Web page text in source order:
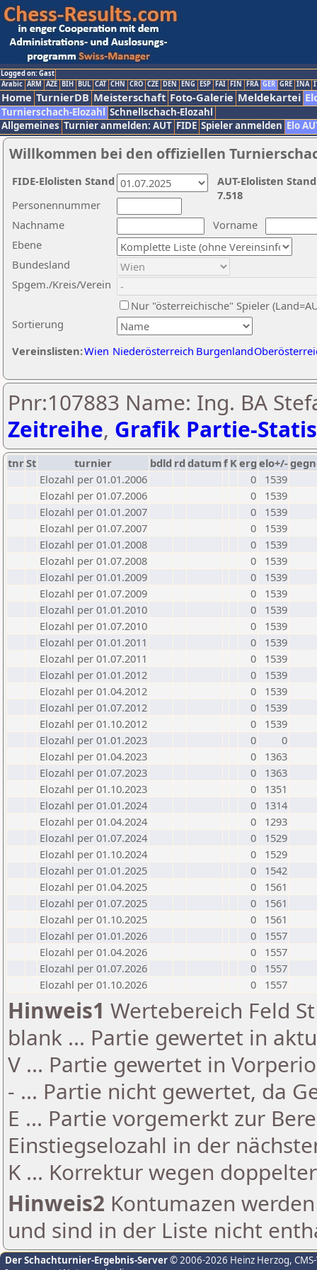
Logged on: Gast
Arabic ARM AZE BIH BUL CAT CHN CRO CZE DEN ENG ESP FAI FIN FRA GER GRE INA
Home TurnierDB Meisterschaft Foto-Galerie Meldekartei
Turnierschach-Elozahl Schnellschach-Elozahl
Allgemeines Turnier anmelden: AUT FIDE Spieler anmelden Elo
Willkommen bei den offiziellen
Nachname
Vorname
Ebene
Sortierung
Personennummer
Bundesland
Spgem./Kreis/Verein
Nur "österreichische" Spieler
Vereinslisten:Wien Niederösterreich Burgenland
AUT-Elolisten
7.518
FIDE-Elolisten Stand
Pnr:107883 Name: Ing. BA
Zeitreihe, Grafik Partie-
tnrSt turnier bdld rd datumf Kerg elo+/-
Elozahl per 01.01.2006
0
1539
Elozahl per 01.07.2006
0
1539
Elozahl per 01.01.2007
0
1539
Elozahl per 01.07.2007
0
1539
Elozahl per 01.01.2008
0
1539
Elozahl per 01.07.2008
0
1539
Elozahl per 01.01.2009
0
1539
Elozahl per 01.07.2009
0
1539
Elozahl per 01.01.2010
0
1539
Elozahl per 01.07.2010
0
1539
Elozahl per 01.01.2011
0
1539
Elozahl per 01.07.2011
0
1539
Elozahl per 01.01.2012
0
1539
Elozahl per 01.04.2012
0
1539
Elozahl per 01.07.2012
0
1539
Elozahl per 01.10.2012
0
1539
Elozahl per 01.01.2023
0
0
Elozahl per 01.04.2023
0
1363
Elozahl per 01.07.2023
0
1363
Elozahl per 01.10.2023
0
1351
Elozahl per 01.01.2024
0
1314
Elozahl per 01.04.2024
0
1293
Elozahl per 01.07.2024
0
1529
Elozahl per 01.10.2024
0
1529
Elozahl per 01.01.2025
0
1542
Elozahl per 01.04.2025
0
1561
Elozahl per 01.07.2025
0
1561
Elozahl per 01.10.2025
0
1561
Elozahl per 01.01.2026
0
1557
Elozahl per 01.04.2026
0
1557
Elozahl per 01.07.2026
0
1557
Elozahl per 01.10.2026
0 1557
Hinweis1 Wertebereich Feld
blank ... Partie gewertet in
V ... Partie gewertet in
- ... Partie nicht gewertet, da
E ... Partie vorgemerkt zur
Einstiegselozahl in der
K ... Korrektur wegen
Hinweis2 Kontumazen
und sind in der Liste nicht
Der Schachturnier-Ergebnis-Server© 2006-2026 Heinz Herzog,